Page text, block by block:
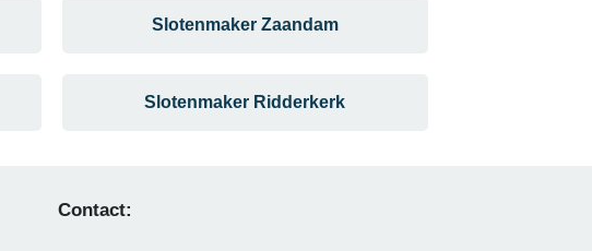
Slotenmaker Zaandam
Slotenmaker Ridderkerk
Contact: